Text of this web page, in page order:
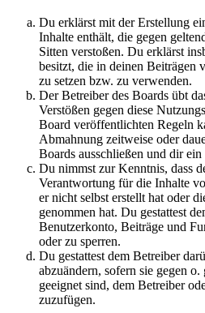
Du erklärst mit der Erstellung
Inhalte enthält, die gegen
Sitten verstoßen. Du erklärst
besitzt, die in deinen Beiträgen
zu setzen bzw. zu verwenden.
Der Betreiber des Boards übt
Verstößen gegen diese
Board veröffentlichten Regeln
Abmahnung zeitweise oder
Boards ausschließen und dir
Du nimmst zur Kenntnis, dass
Verantwortung für die Inhalte
er nicht selbst erstellt hat oder
genommen hat. Du gestattest
Benutzerkonto, Beiträge und
oder zu sperren.
Du gestattest dem Betreiber
abzuändern, sofern sie gegen
geeignet sind, dem Betreiber
zuzufügen.